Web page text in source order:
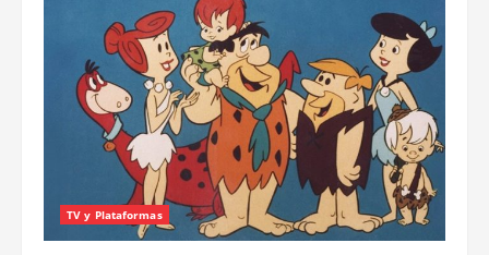
revela
el
anticipo
y
el
arte
oficial
de
la
tercera
temporada
de
American
Gods
TV y Plataformas